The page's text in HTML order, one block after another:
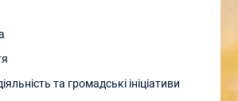
та громадські ініціативи